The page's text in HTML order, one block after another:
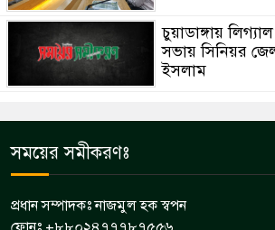
চুয়াডাঙ্গায়
সভায় সিনিয়র
ইসলাম
সময়ের সমীকরণঃ
প্রধান সম্পাদকঃ নাজমুল হক স্বপন